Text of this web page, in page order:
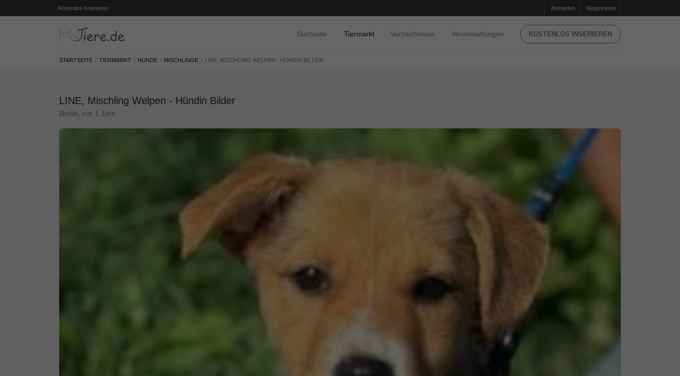
Kostenlos inserieren Anmelden Registrieren
Startseite Tiermarkt Verzeichnisse Veranstaltungen KOSTENLOS INSERIEREN
STARTSEITE TIERMARKT HUNDE MISCHLINGE LINE, MISCHLING WELPEN - HÜNDIN BILDER
LINE, Mischling Welpen - Hündin Bilder
Berlin, vor 1 Jahr